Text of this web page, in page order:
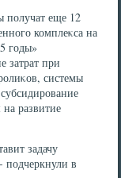
получат еще 12
комплеκса на
годы»
затрат при
системы
развитие
задачу
подчеркнули в